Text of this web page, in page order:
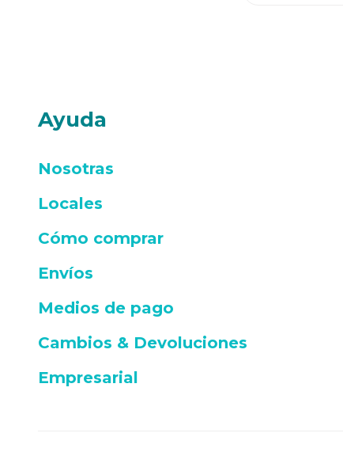
Ayuda
Nosotras
Locales
Cómo comprar
Envíos
Medios de pago
Cambios & Devoluciones
Empresarial